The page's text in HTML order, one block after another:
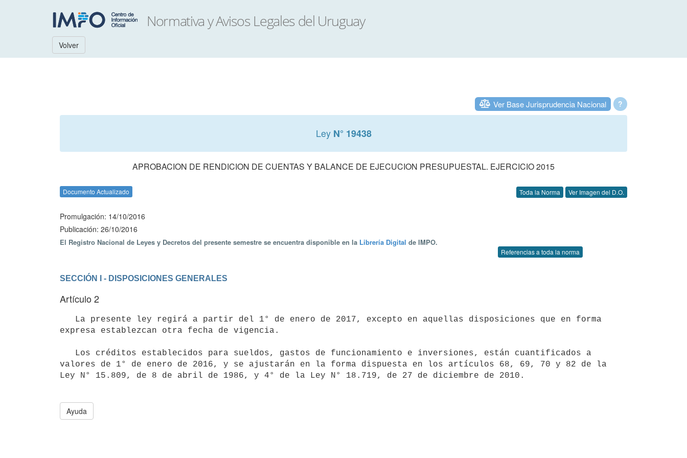
Volver
?
Ver Base Jurisprudencia Nacional
Ley N° 19438
APROBACION DE RENDICION DE CUENTAS Y BALANCE DE EJECUCION PRESUPUESTAL. EJERCICIO 2015
Documento Actualizado Toda la Norma Ver Imagen del D.O.
Promulgación: 14/10/2016
Publicación: 26/10/2016
El Registro Nacional de Leyes y Decretos del presente semestre se encuentra disponible en la Librería Digital de IMPO.
Referencias a toda la norma
SECCIÓN I - DISPOSICIONES GENERALES
Artículo 2
expresa establezcan otra fecha de vigencia.
valores de 1° de enero de 2016, y se ajustarán en la forma dispuesta en los artículos 68, 69, 70 y 82 de la
Ley N° 15.809, de 8 de abril de 1986, y 4° de la Ley N° 18.719, de 27 de diciembre de 2010.
Ayuda